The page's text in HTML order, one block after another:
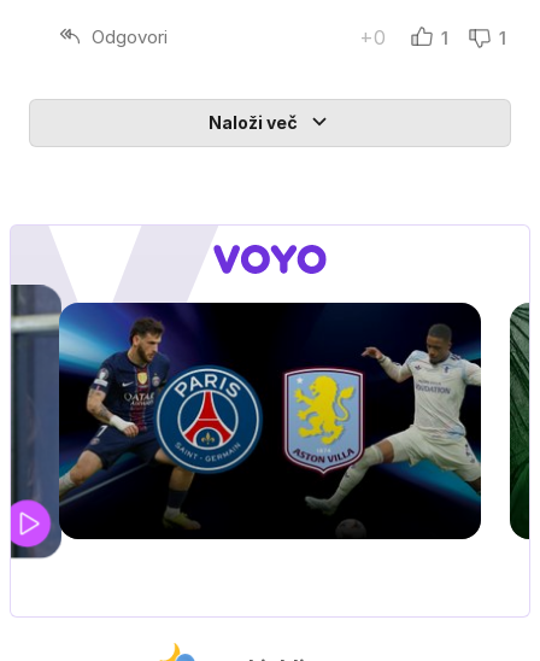
Odgovori +0 1 1
Naloži več